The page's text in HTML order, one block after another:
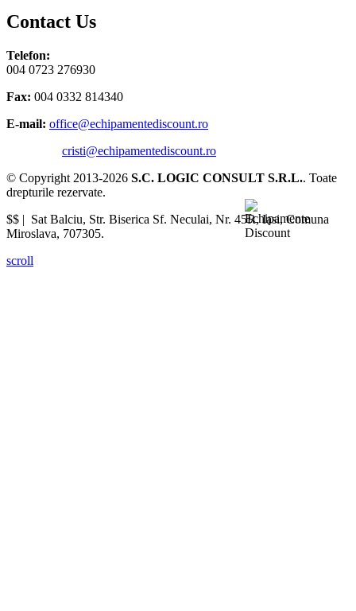
Contact Us
Telefon:
004 0723 276930
Fax: 004 0332 814340
E-mail: office@echipamentediscount.ro
cristi@echipamentediscount.ro
© Copyright 2013-2026 S.C. LOGIC CONSULT S.R.L.. Toate
drepturile rezervate.
$$ | Sat Balciu, Str. Biserica Sf. Neculai, Nr. 45R,Iasi,Comuna
Miroslava, 707305.
scroll